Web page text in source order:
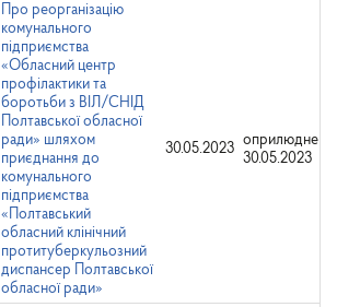
Про реорганізацію
комунального
підприємства
«Обласний центр
профілактики та
боротьби з ВІЛ/СНІД
Полтавської обласної
ради» шляхом
приєднання до
комунального
підприємства
«Полтавський
обласний клінічний
протитуберкульозний
диспансер Полтавської
обласної ради»
30.05.2023
оприлюднено:
30.05.2023